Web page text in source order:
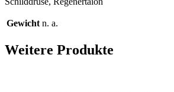
Gewicht n. a.
Weitere Produkte